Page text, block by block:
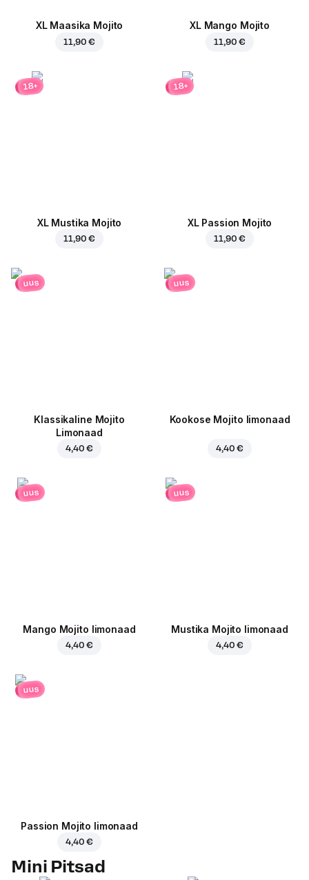
XL Maasika Mojito
11,90 €
XL Mango Mojito
11,90 €
18+
XL Mustika Mojito
11,90 €
18+
XL Passion Mojito
11,90 €
uus
Klassikaline Mojito
Limonaad
4,40 €
uus
Kookose Mojito limonaad
4,40 €
uus
Mango Mojito limonaad
4,40 €
uus
Mustika Mojito limonaad
4,40 €
uus
Passion Mojito limonaad
4,40 €
Mini Pitsad